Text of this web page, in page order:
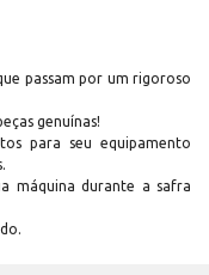
passam por um rigoroso
genuínas!
para seu equipamento
máquina durante a safra